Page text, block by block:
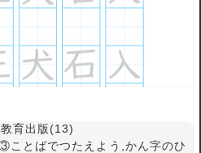
育出版(13)
ことばでつたえよう,かん字のひ